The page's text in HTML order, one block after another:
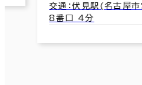
線･鶴舞線)